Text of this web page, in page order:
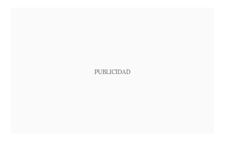
PUBLICIDAD